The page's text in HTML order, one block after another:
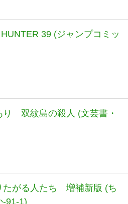
39 (ジャンプコミッ
り 双紋島の殺人 (文芸書・
たがる人たち 増補新版 (ち
-91-1)